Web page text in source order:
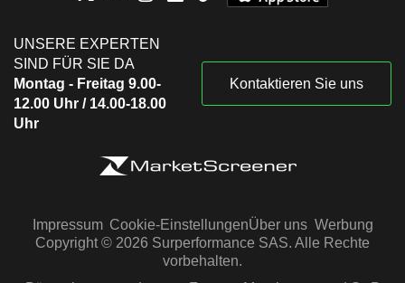
UNSERE EXPERTEN
SIND FÜR SIE DA
Montag - Freitag 9.00-
12.00 Uhr / 14.00-18.00
Uhr
Kontaktieren Sie uns
Impressum Cookie-EinstellungenÜber uns Werbung
Copyright © 2026 Surperformance SAS. Alle Rechte
vorbehalten.